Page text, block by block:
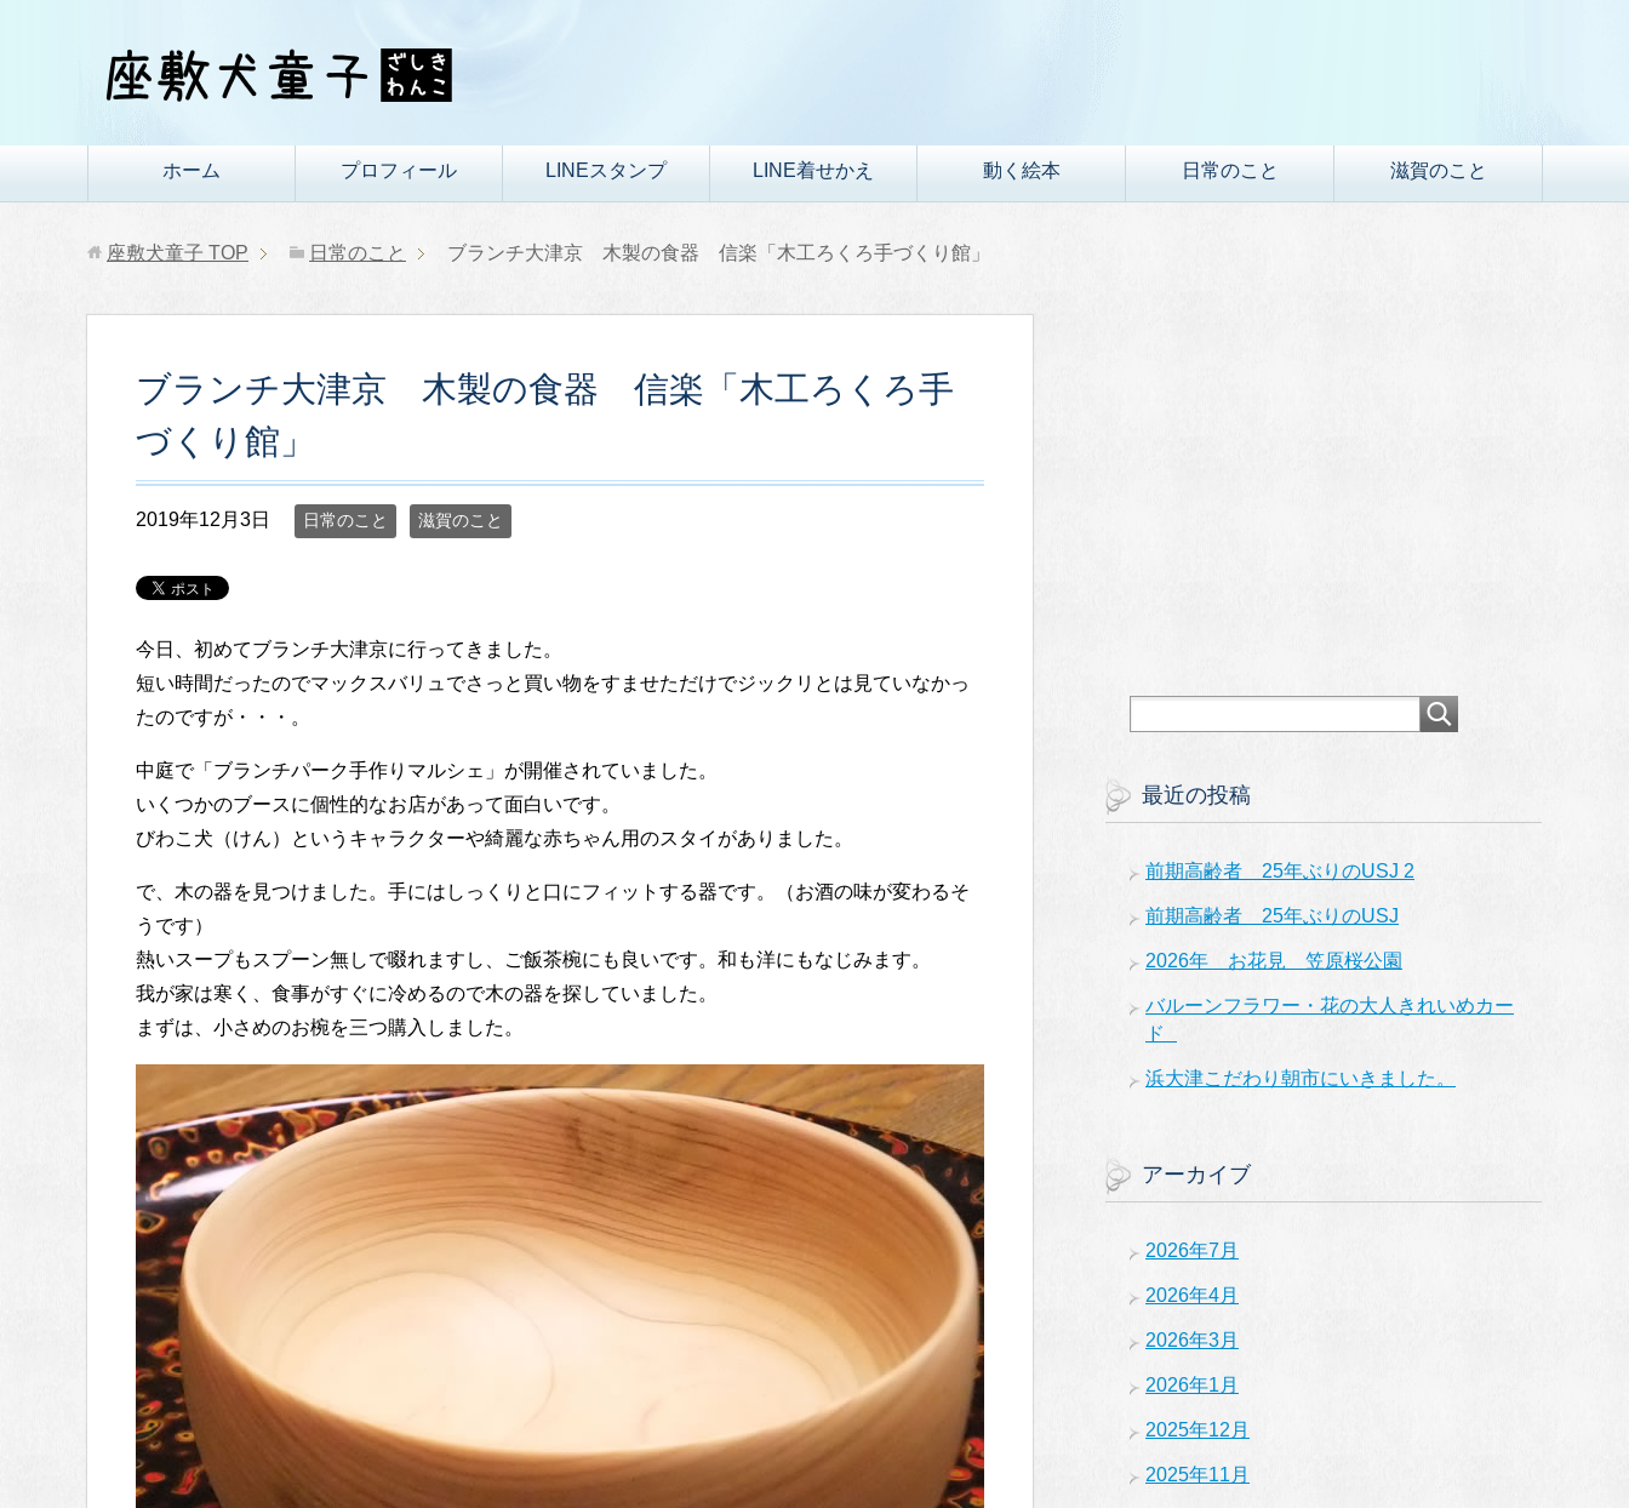
ホーム プロフィール LINEスタンプ LINE着せかえ 動く絵本 日常のこと 滋賀のこと
座敷犬童子 TOP 日常のこと ブランチ大津京 木製の食器 信楽「木工ろくろ手づくり館」
ブランチ大津京 木製の食器 信楽「木工ろくろ手
づくり館」
2019年12月3日 日常のこと 滋賀のこと
今日、初めてブランチ大津京に行ってきました。
短い時間だったのでマックスバリュでさっと買い物をすませただけでジックリとは見ていなかっ
たのですが・・・。
中庭で「ブランチパーク手作りマルシェ」が開催されていました。
いくつかのブースに個性的なお店があって面白いです。
びわこ犬（けん）というキャラクターや綺麗な赤ちゃん用のスタイがありました。
で、木の器を見つけました。手にはしっくりと口にフィットする器です。（お酒の味が変わるそ
うです）
熱いスープもスプーン無しで啜れますし、ご飯茶椀にも良いです。和も洋にもなじみます。
我が家は寒く、食事がすぐに冷めるので木の器を探していました。
まずは、小さめのお椀を三つ購入しました。
最近の投稿
前期高齢者 25年ぶりのUSJ 2
前期高齢者 25年ぶりのUSJ
2026年 お花見 笠原桜公園
バルーンフラワー・花の大人きれいめカー
ド
浜大津こだわり朝市にいきました。
アーカイブ
2026年7月
2026年4月
2026年3月
2026年1月
2025年12月
2025年11月